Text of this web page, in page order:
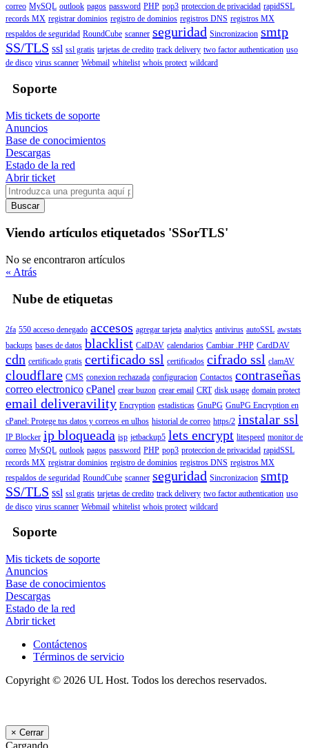
correo MySQL outlook pagos password PHP pop3 proteccion de privacidad rapidSSL
records MX registrar dominios registro de dominios registros DNS registros MX
respaldos de seguridad RoundCube scanner seguridad Sincronizacion smtp
SS/TLS ssl ssl gratis tarjetas de credito track delivery two factor authentication uso
de disco virus scanner Webmail whitelist whois protect wildcard
Soporte
Mis tickets de soporte
Anuncios
Base de conocimientos
Descargas
Estado de la red
Abrir ticket
Buscar
Viendo artículos etiquetados 'SSorTLS'
No se encontraron artículos
« Atrás
Nube de etiquetas
2fa 550 acceso denegado accesos agregar tarjeta analytics antivirus autoSSL awstats
backups bases de datos blacklist CalDAV calendarios Cambiar .PHP CardDAV
cdn certificado gratis certificado ssl certificados cifrado ssl clamAV
cloudflare CMS conexion rechazada configuracion Contactos contraseñas
correo electronico cPanel crear buzon crear email CRT disk usage domain protect
email deliveravility Encryption estadisticas GnuPG GnuPG Encryption en
cPanel: Protege tus datos y correos en ulhos historial de correo https/2 instalar ssl
IP Blocker ip bloqueada isp jetbackup5 lets encrypt litespeed monitor de
correo MySQL outlook pagos password PHP pop3 proteccion de privacidad rapidSSL
records MX registrar dominios registro de dominios registros DNS registros MX
respaldos de seguridad RoundCube scanner seguridad Sincronizacion smtp
SS/TLS ssl ssl gratis tarjetas de credito track delivery two factor authentication uso
de disco virus scanner Webmail whitelist whois protect wildcard
Soporte
Mis tickets de soporte
Anuncios
Base de conocimientos
Descargas
Estado de la red
Abrir ticket
Contáctenos
Términos de servicio
Copyright © 2026 UL Host. Todos los derechos reservados.
× Cerrar